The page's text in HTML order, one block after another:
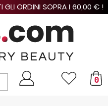
GLI ORDINI SOPRA I 60,00 € !
0